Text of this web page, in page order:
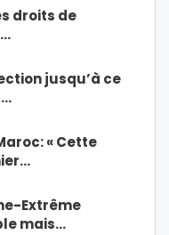
droits de
jusqu’à ce
« Cette
Extrême
mais…